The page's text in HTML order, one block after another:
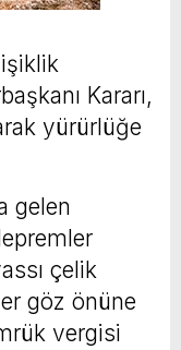
Kararı,
yürürlüğe
gelen
çelik
göz önüne
vergisi